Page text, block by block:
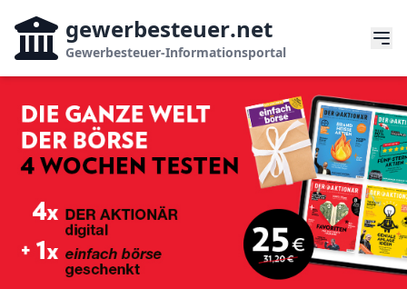
gewerbesteuer.net
Gewerbesteuer-Informationsportal